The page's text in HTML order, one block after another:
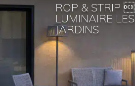
ROP & STRIP 
LUMINAIRE LES
JARDINS